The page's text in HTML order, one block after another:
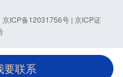
要联系
京ICP备12031756号 | 京ICP证